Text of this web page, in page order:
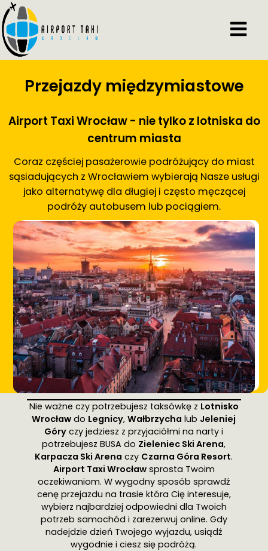
Przejazdy międzymiastowe
Airport Taxi Wrocław - nie tylko z lotniska do
centrum miasta
Coraz częściej pasażerowie podróżujący do miast
sąsiadujących z Wrocławiem wybierają Nasze usługi
jako alternatywę dla długiej i często męczącej
podróży autobusem lub pociągiem.
Nie ważne czy potrzebujesz taksówkę z Lotnisko
Wrocław do Legnicy,Wałbrzycha lub Jeleniej
Góry czy jedziesz z przyjaciółmi na narty i
potrzebujesz BUSA do Zieleniec Ski Arena,
Karpacza Ski Arena czy Czarna Góra Resort.
Airport Taxi Wrocławsprosta Twoim
oczekiwaniom. W wygodny sposób sprawdź
cenę przejazdu na trasie która Cię interesuje,
wybierz najbardziej odpowiedni dla Twoich
potrzeb samochód i zarezerwuj online. Gdy
nadejdzie dzień Twojego wyjazdu, usiądź
wygodnie i ciesz się podróżą.